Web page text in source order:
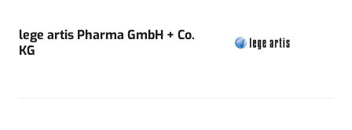
lege artis Pharma GmbH + Co.
KG